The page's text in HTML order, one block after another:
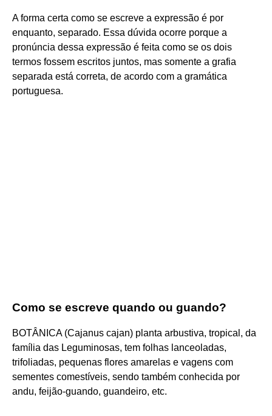
A forma certa como se escreve a expressão é por
enquanto, separado. Essa dúvida ocorre porque a
pronúncia dessa expressão é feita como se os dois
termos fossem escritos juntos, mas somente a grafia
separada está correta, de acordo com a gramática
portuguesa.
Como se escreve quando ou guando?
BOTÂNICA (Cajanus cajan) planta arbustiva, tropical, da
família das Leguminosas, tem folhas lanceoladas,
trifoliadas, pequenas flores amarelas e vagens com
sementes comestíveis, sendo também conhecida por
andu, feijão-guando, guandeiro, etc.